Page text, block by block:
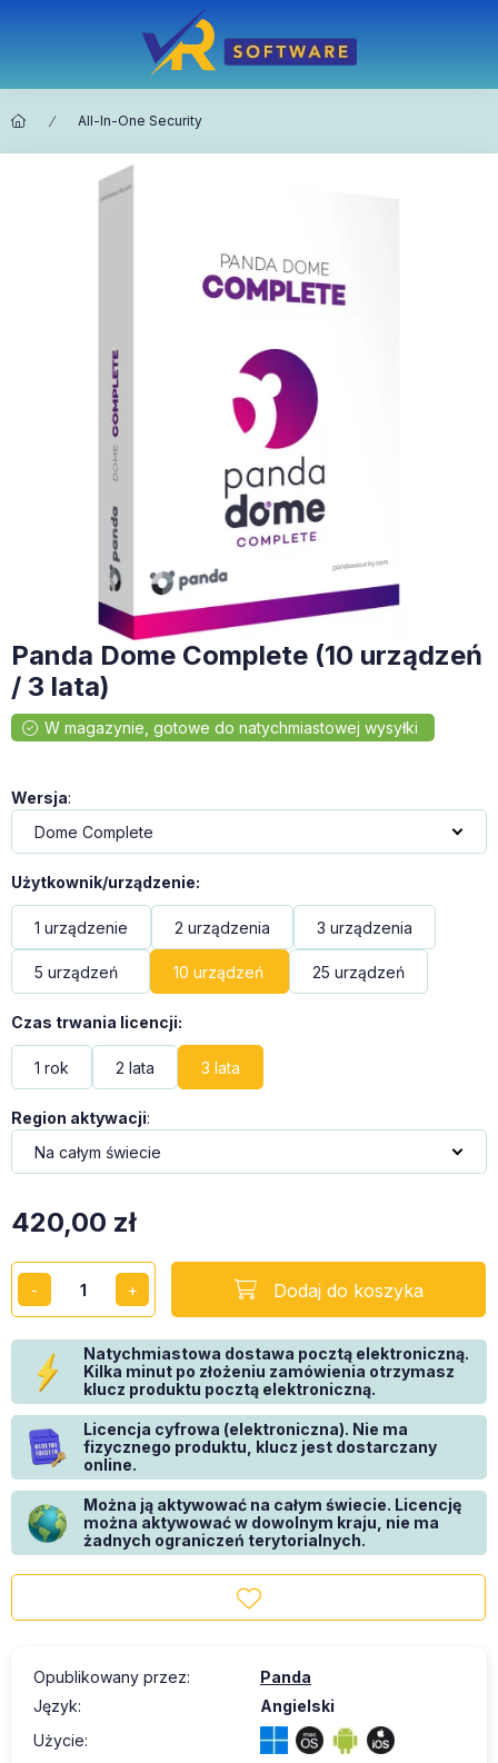
All-In-One Security
Panda Dome Complete (10 urządzeń
/ 3 lata)
Wersja:
Użytkownik/urządzenie:
1 urządzenie 2 urządzenia 3 urządzenia
5 urządzeń 10 urządzeń 25 urządzeń
Czas trwania licencji:
1 rok 2 lata 3 lata
Region aktywacji:
420,00 zł
Dodaj do koszyka
Natychmiastowa dostawa pocztą elektroniczną.
Kilka minut po złożeniu zamówienia otrzymasz
klucz produktu pocztą elektroniczną.
Licencja cyfrowa (elektroniczna). Nie ma
fizycznego produktu, klucz jest dostarczany
online.
Można ją aktywować na całym świecie. Licencję
można aktywować w dowolnym kraju, nie ma
żadnych ograniczeń terytorialnych.
Opublikowany przez:
Panda
Język:
Angielski
Użycie: